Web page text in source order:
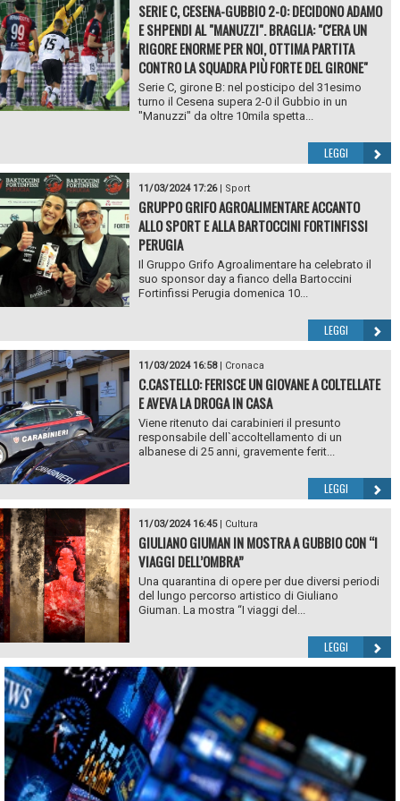
SERIE C, CESENA-GUBBIO 2-0: DECIDONO ADAMO
E SHPENDI AL "MANUZZI". BRAGLIA: "C'ERA UN
RIGORE ENORME PER NOI, OTTIMA PARTITA
CONTRO LA SQUADRA PIÙ FORTE DEL GIRONE"
Serie C, girone B: nel posticipo del 31esimo
turno il Cesena supera 2-0 il Gubbio in un
"Manuzzi" da oltre 10mila spetta...
LEGGI
11/03/2024 17:26| Sport
GRUPPO GRIFO AGROALIMENTARE ACCANTO
ALLO SPORT E ALLA BARTOCCINI FORTINFISSI
PERUGIA
Il Gruppo Grifo Agroalimentare ha celebrato il
suo sponsor day a fianco della Bartoccini
Fortinfissi Perugia domenica 10...
LEGGI
11/03/2024 16:58| Cronaca
C.CASTELLO: FERISCE UN GIOVANE A COLTELLATE
E AVEVA LA DROGA IN CASA
Viene ritenuto dai carabinieri il presunto
responsabile dell`accoltellamento di un
albanese di 25 anni, gravemente ferit...
LEGGI
11/03/2024 16:45| Cultura
GIULIANO GIUMAN IN MOSTRA A GUBBIO CON “I
VIAGGI DELL’OMBRA”
Una quarantina di opere per due diversi periodi
del lungo percorso artistico di Giuliano
Giuman. La mostra “I viaggi del...
LEGGI